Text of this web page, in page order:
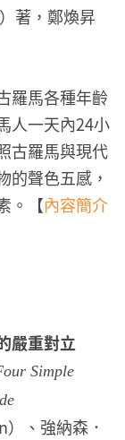
著，鄭煥昇
羅馬各種年齡
人一天內24小
古羅馬與現代
的聲色五感，
。【內容簡介
嚴重對立
Simple
、強納森．